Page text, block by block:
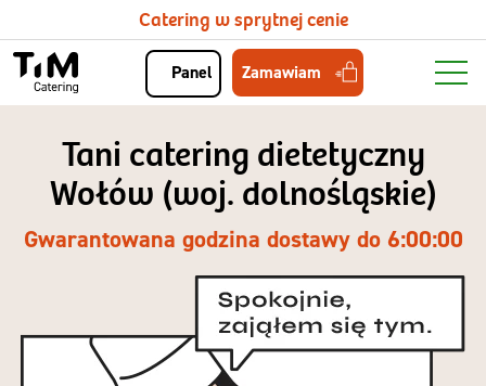
Catering w sprytnej cenie
Panel Zamawiam
Tani catering dietetyczny
Wołów (woj. dolnośląskie)
Gwarantowana godzina dostawy do 6:00:00